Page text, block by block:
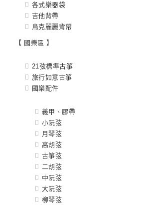
各式樂器袋
吉他背帶
烏克麗麗背帶
【 國樂區 】
21弦標準古箏
旅行如意古箏
國樂配件
義甲、膠帶
小阮弦
月琴弦
高胡弦
古箏弦
二胡弦
中阮弦
大阮弦
柳琴弦